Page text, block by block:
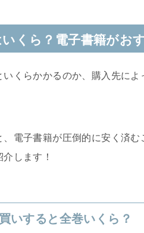
くら？電子書籍がお
くらかかるのか、購入先に
電子書籍が圧倒的に安く済む
します！
いすると全巻いくら？